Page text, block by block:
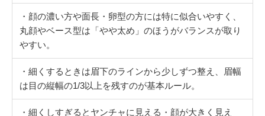
・顔の濃い方や面長・卵型の方には特に似合いやすく、
丸顔やベース型は「やや太め」のほうがバランスが取り
やすい。
・細くするときは眉下のラインから少しずつ整え、眉幅
は目の縦幅の1/3以上を残すのが基本ルール。
・細くしすぎるとヤンチャに見える・顔が大きく見え